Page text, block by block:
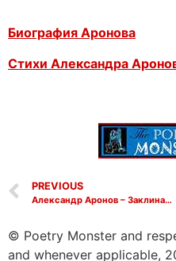
Биография Аронова
Стихи Александра
PREVIOUS
Александр Аронов – Заклинание
© Poetry Monster and
and whenever applicable,